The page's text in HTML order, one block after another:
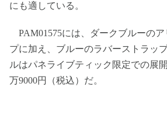
にも適している。
PAM01575には、ダークブルーのア
プに加え、ブルーのラバーストラッ
ルはパネライブティック限定での展
万9000円（税込）だ。